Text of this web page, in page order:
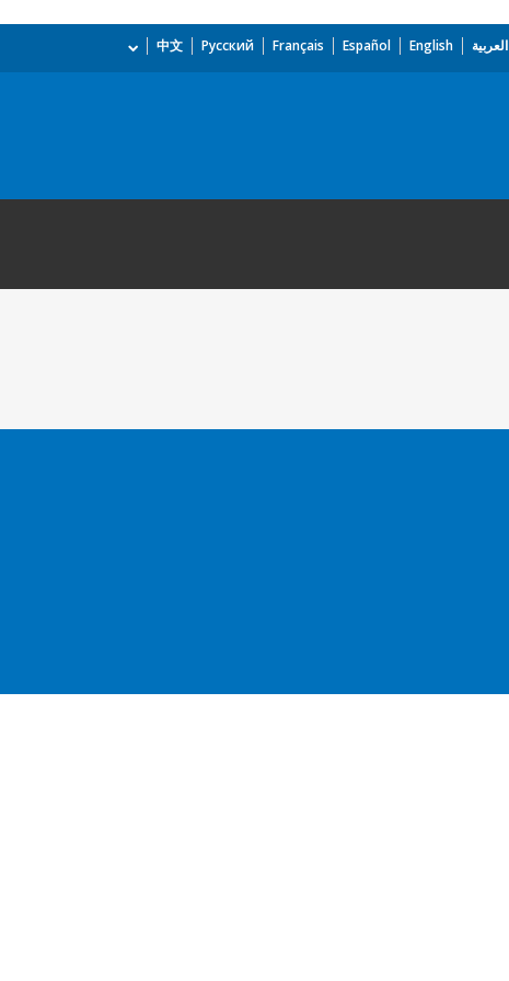
العربية English
Español
Français
Русский
中文